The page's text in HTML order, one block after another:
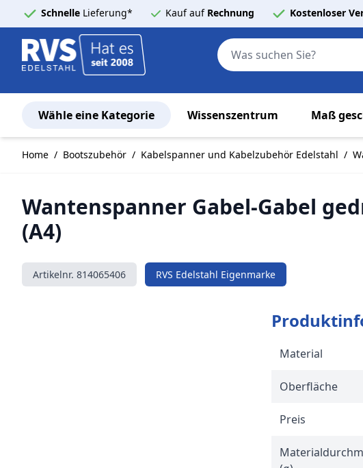
Schnelle Lieferung* Kauf auf Rechnung Kostenloser
Wähle eine Kategorie Wissenszentrum Maß
Home / Bootszubehör / Kabelspanner und Kabelzubehör Edelstahl /
Wantenspanner Gabel-Gabel
(A4)
Artikelnr. 814065406 RVS Edelstahl Eigenmarke
Material
Oberfläche
Preis